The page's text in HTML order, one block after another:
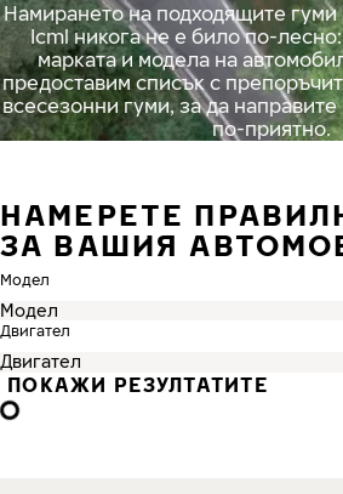
Намирането на подходящите
Icml никога не е било по-
марката и модела на
предоставим списък с
всесезонни гуми, за да
по-приятно.
НАМЕРЕТЕ
ЗА ВАШИЯ
Модел
Двигател
ПОКАЖИ РЕЗУЛТАТИТЕ